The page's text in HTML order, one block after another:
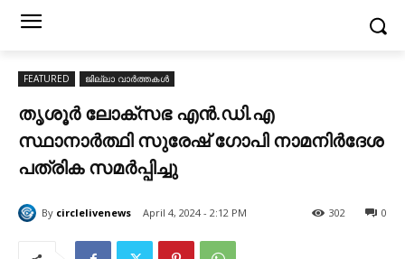
FEATURED ജില്ലാ വാർത്തകൾ
തൃശൂർ ലോക്സഭ എൻ.ഡി.എ
സ്ഥാനാർത്ഥി സുരേഷ് ഗോപി നാമനിർദേശ
പത്രിക സമർപ്പിച്ചു
By circlelivenews April 4, 2024 - 2:12 PM 0
302